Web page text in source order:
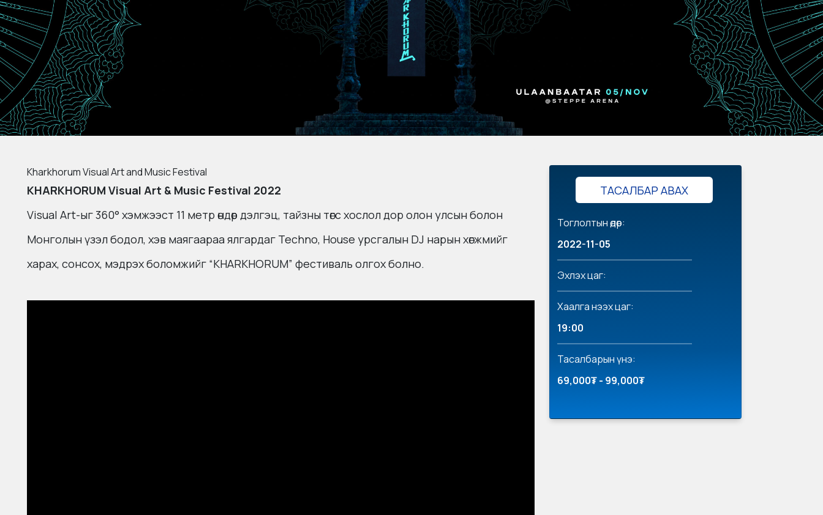
Kharkhorum Visual Art and Music Festival
KHARKHORUM Visual Art & Music Festival 2022
Visual Art-ыг 360° хэмжээст 11 метр өндөр дэлгэц, тайзны төгс хослол дор олон улсын болон
Монголын үзэл бодол, хэв маягаараа ялгардаг Techno, House урсгалын DJ нарын хөгжмийг
харах, сонсох, мэдрэх боломжийг “KHARKHORUM” фестиваль олгох болно.
ТАСАЛБАР АВАХ
Тоглолтын өдөр:
2022-11-05
Эхлэх цаг:
Хаалга нээх цаг:
19:00
Тасалбарын үнэ:
69,000₮ - 99,000₮